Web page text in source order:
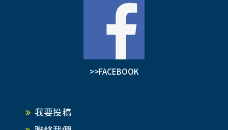
>>FACEBOOK
我要投稿